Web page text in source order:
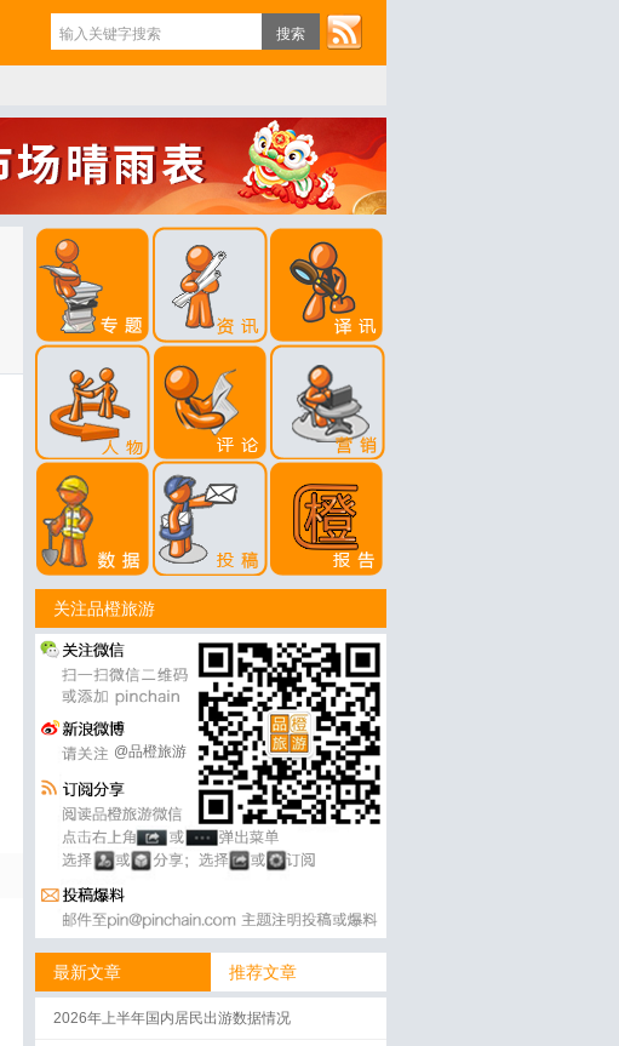
关注品橙旅游
@品橙旅游
最新文章 推荐文章
2026年上半年国内居民出游数据情况